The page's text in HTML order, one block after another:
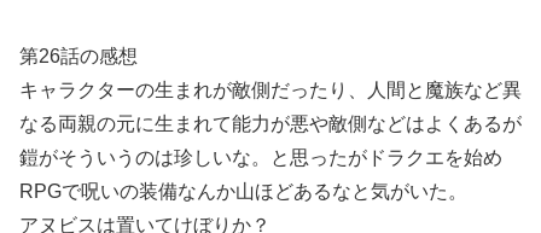
第26話の感想
キャラクターの生まれが敵側だったり、人間と魔族など異
なる両親の元に生まれて能力が悪や敵側などはよくあるが
鎧がそういうのは珍しいな。と思ったがドラクエを始め
RPGで呪いの装備なんか山ほどあるなと気がいた。
アヌビスは置いてけぼりか？